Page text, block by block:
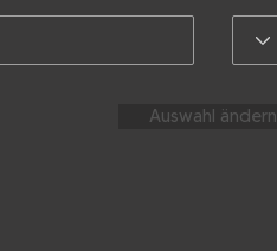
Auswahl ändern